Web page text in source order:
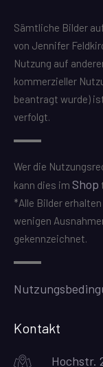
Sämtliche Bilder
von Jennifer
Nutzung auf
kommerzieller
beantragt wurde)
verfolgt.
Wer die
kann dies im Shop
*Alle Bilder
wenigen
gekennzeichnet.
Kontakt
Hochstr.